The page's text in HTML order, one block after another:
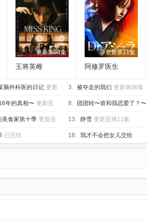
更新第08集
王将英雌
更新第11集
阿修罗医生
脑外科医的日记 更新 3. 被夺走的我们 更新第06集
年的真相〜 更新至 8. 团团转〜谁和我恋爱了？〜
新至04集
美食家第十季 更新至 13. 静雪 更新至第11集
已完结 18. 我才不会把女儿交给
YouTuber! 已完结